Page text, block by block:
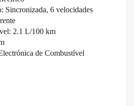
Sincronizada, 6 velocidades
2.1 L/100 km
de Combustível